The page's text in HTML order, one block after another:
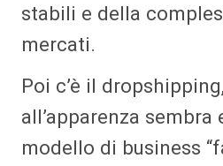
stabili e della
mercati.
Poi c’è il
all’apparenza sembra
modello di business